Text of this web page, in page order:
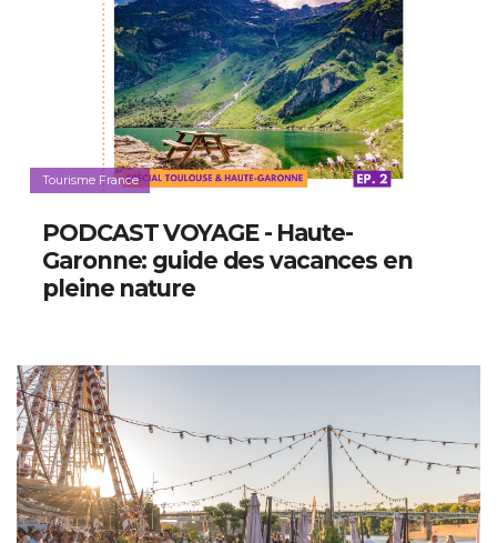
Tourisme France
PODCAST VOYAGE - Haute-
Garonne: guide des vacances en
pleine nature